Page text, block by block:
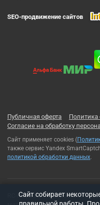
SEO-продвижение сайтов
Публичная оферта
Политика
Согласие на обработку
Сайт применяет cookies (
также сервис Yandex
политикой обработки данных.
RC-Russia 2013-2026© Все
Cайт собирает